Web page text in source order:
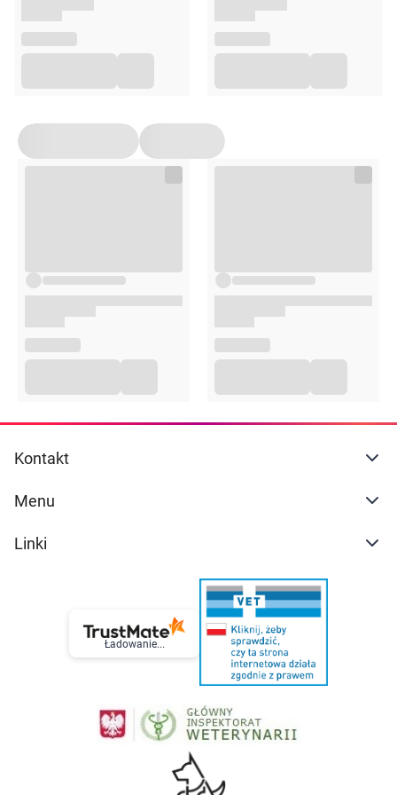
Kontakt
Menu
Linki
Ładowanie...